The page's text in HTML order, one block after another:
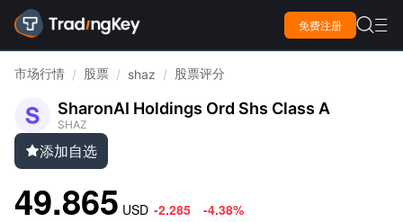
免费注册  
市场行情 / 股票 / shaz / 股票评分
SharonAI Holdings Ord Shs Class A
SHAZ
添加自选
49.865 USD -2.285 -4.38%